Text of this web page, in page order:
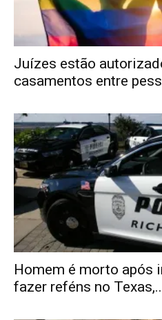
Juízes estão
casamentos entre
Homem é morto após
fazer reféns no